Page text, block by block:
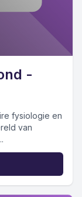
-
fysiologie en
van